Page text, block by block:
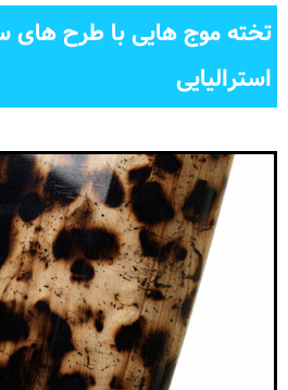
تخته موج هایی با طرح های
استرالیایی